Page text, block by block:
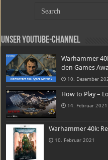
Unser Youtube-Channel
Warhammer
den Games
10. Dezember
How to Play –
14. Februar 2021
Warhammer 40k:
10. Februar 2021